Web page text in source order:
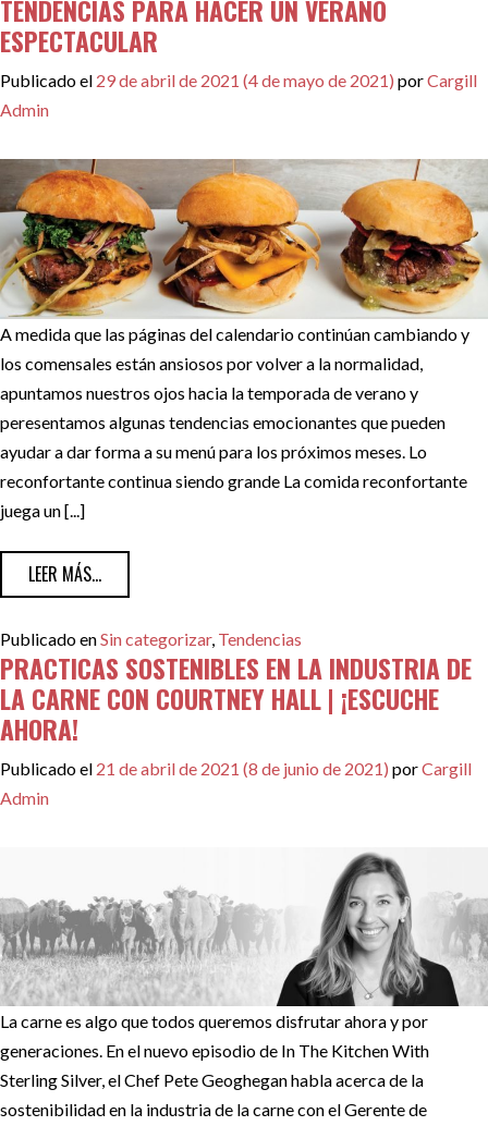
TENDENCIAS PARA HACER UN VERANO
ESPECTACULAR
Publicado el 29 de abril de 2021 (4 de mayo de 2021) porCargill
Admin
A medida que las páginas del calendario continúan cambiando y
los comensales están ansiosos por volver a la normalidad,
apuntamos nuestros ojos hacia la temporada de verano y
peresentamos algunas tendencias emocionantes que pueden
ayudar a dar forma a su menú para los próximos meses. Lo
reconfortante continua siendo grande La comida reconfortante
juega un [...]
LEER MÁS...
Publicado enSin categorizar, Tendencias
PRACTICAS SOSTENIBLES EN LA INDUSTRIA DE
LA CARNE CON COURTNEY HALL | ¡ESCUCHE
AHORA!
Publicado el 21 de abril de 2021 (8 de junio de 2021) porCargill
Admin
La carne es algo que todos queremos disfrutar ahora y por
generaciones. En el nuevo episodio de In The Kitchen With
Sterling Silver, el Chef Pete Geoghegan habla acerca de la
sostenibilidad en la industria de la carne con el Gerente de